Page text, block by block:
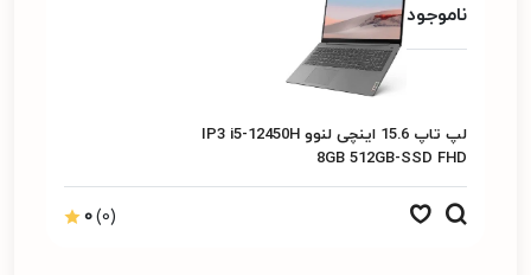
ناموجود
لپ تاپ 15.6 اینچی لنوو IP3 i5-12450H
8GB 512GB-SSD FHD
0(0)